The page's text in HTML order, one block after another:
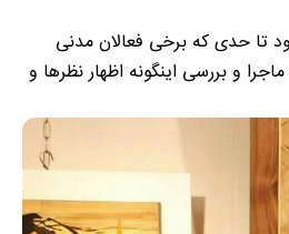
تا حدی که برخی فعالان مدنی
و بررسی اینگونه اظهار نظر‌ها و